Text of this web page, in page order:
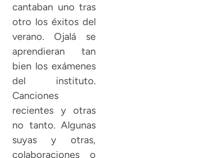
cantaban uno tras
otro los éxitos del
verano. Ojalá se
aprendieran tan
bien los exámenes
del instituto.
Canciones
recientes y otras
no tanto. Algunas
suyas y otras,
colaboraciones o